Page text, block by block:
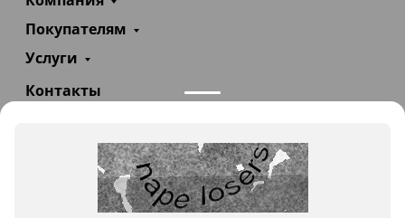
Покупателям
Услуги
Контакты
info@teploexpert.com
Пн—Сб 09:00 – 18:00